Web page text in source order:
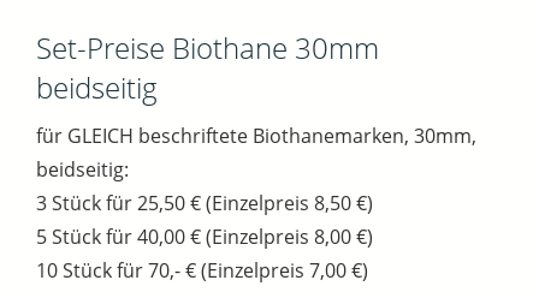
Set-Preise Biothane 30mm
beidseitig
für GLEICH beschriftete Biothanemarken, 30mm,
beidseitig:
3 Stück für 25,50 € (Einzelpreis 8,50 €)
5 Stück für 40,00 € (Einzelpreis 8,00 €)
10 Stück für 70,- € (Einzelpreis 7,00 €)